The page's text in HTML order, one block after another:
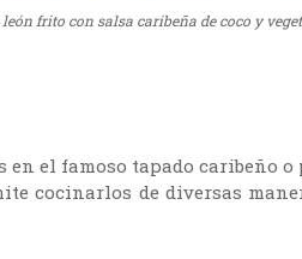
león frito con salsa caribeña de coco y
el famoso tapado caribeño o
cocinarlos de diversas